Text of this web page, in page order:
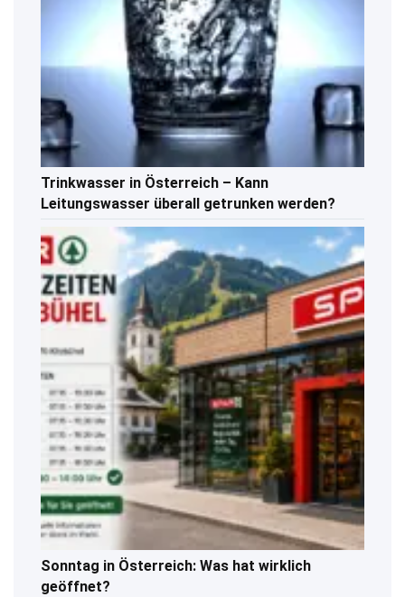
Trinkwasser in Österreich – Kann
Leitungswasser überall getrunken werden?
Sonntag in Österreich: Was hat wirklich
geöffnet?